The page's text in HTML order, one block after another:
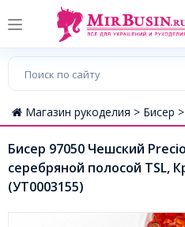
Магазин рукоделия > Бисер >
Бисер 97050 Чешский
серебряной полосой TSL,
(УТ0003155)